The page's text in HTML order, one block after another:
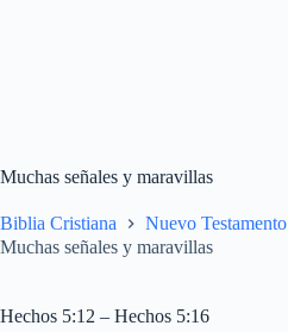
Muchas señales y maravillas
Biblia Cristiana Nuevo Testamento
Muchas señales y maravillas
Hechos 5:12 – Hechos 5:16